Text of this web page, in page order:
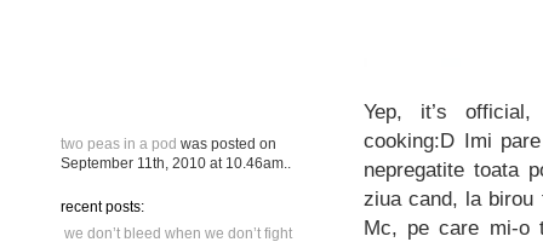
two peas in a pod was posted on
September 11th, 2010 at 10.46am
recent posts:
we don’t bleed when we don’t fight
Yep, it’s
cooking:D Imi
nepregatite toata
ziua cand, la birou
Mc, pe care mi-o